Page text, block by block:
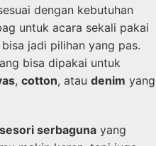
dengan kebutuhan
untuk acara sekali pakai
bisa jadi pilihan yang pas.
bisa dipakai untuk
, cotton, atau denim yang
serbaguna yang